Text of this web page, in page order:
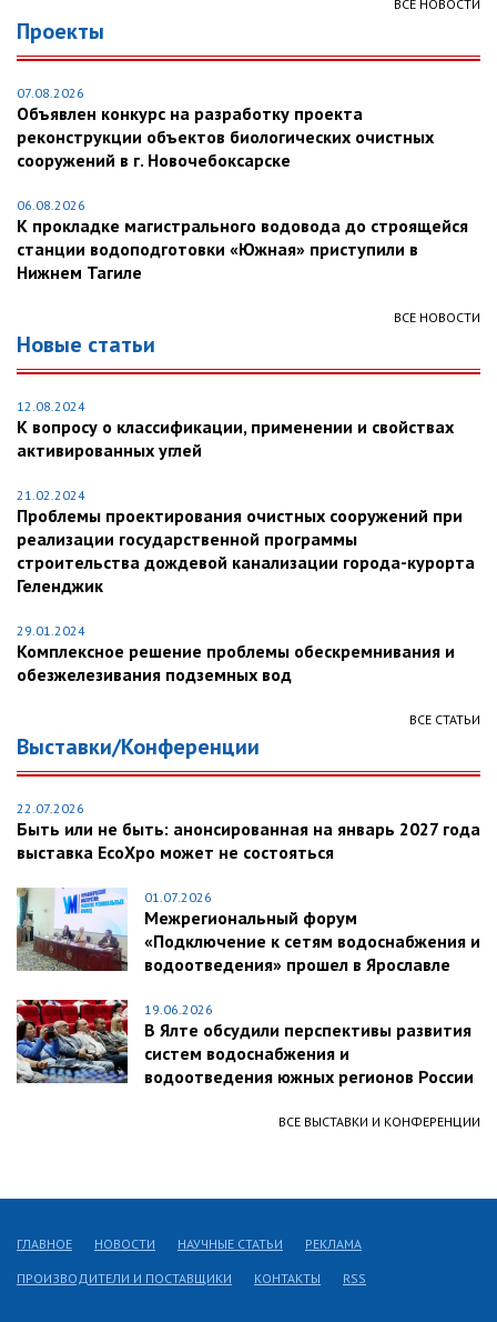
ВСЕ НОВОСТИ
Проекты
07.08.2026
Объявлен конкурс на разработку проекта
реконструкции объектов биологических очистных
сооружений в г. Новочебоксарске
06.08.2026
К прокладке магистрального водовода до строящейся
станции водоподготовки «Южная» приступили в
Нижнем Тагиле
ВСЕ НОВОСТИ
Новые статьи
12.08.2024
К вопросу о классификации, применении и свойствах
активированных углей
21.02.2024
Проблемы проектирования очистных сооружений при
реализации государственной программы
строительства дождевой канализации города-курорта
Геленджик
29.01.2024
Комплексное решение проблемы обескремнивания и
обезжелезивания подземных вод
ВСЕ СТАТЬИ
Выставки/Конференции
22.07.2026
Быть или не быть: анонсированная на январь 2027 года
выставка EcoXpo может не состояться
01.07.2026
Межрегиональный форум
«Подключение к сетям водоснабжения и
водоотведения» прошел в Ярославле
19.06.2026
В Ялте обсудили перспективы развития
систем водоснабжения и
водоотведения южных регионов России
ВСЕ ВЫСТАВКИ И КОНФЕРЕНЦИИ
ГЛАВНОЕ НОВОСТИ НАУЧНЫЕ СТАТЬИ РЕКЛАМА
ПРОИЗВОДИТЕЛИ И ПОСТАВЩИКИ КОНТАКТЫ RSS